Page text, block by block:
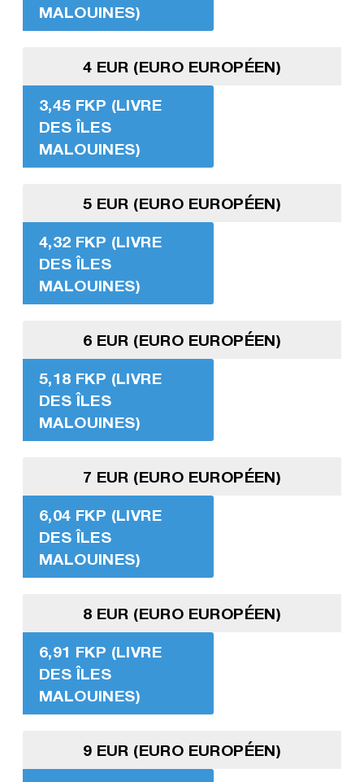
MALOUINES)
4 EUR (EURO EUROPÉEN)
3,45 FKP (LIVRE
DES ÎLES
MALOUINES)
5 EUR (EURO EUROPÉEN)
4,32 FKP (LIVRE
DES ÎLES
MALOUINES)
6 EUR (EURO EUROPÉEN)
5,18 FKP (LIVRE
DES ÎLES
MALOUINES)
7 EUR (EURO EUROPÉEN)
6,04 FKP (LIVRE
DES ÎLES
MALOUINES)
8 EUR (EURO EUROPÉEN)
6,91 FKP (LIVRE
DES ÎLES
MALOUINES)
9 EUR (EURO EUROPÉEN)